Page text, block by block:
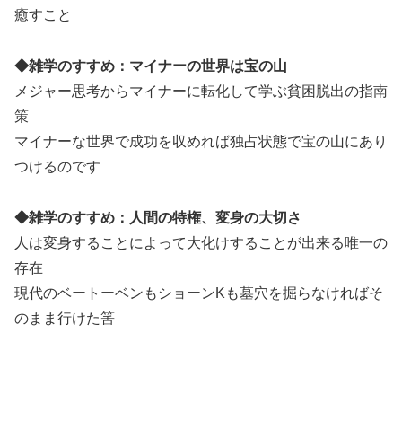
癒すこと
◆雑学のすすめ：マイナーの世界は宝の山
メジャー思考からマイナーに転化して学ぶ貧困脱出の指南
策
マイナーな世界で成功を収めれば独占状態で宝の山にあり
つけるのです
◆雑学のすすめ：人間の特権、変身の大切さ
人は変身することによって大化けすることが出来る唯一の
存在
現代のベートーベンもショーンKも墓穴を掘らなければそ
のまま行けた筈